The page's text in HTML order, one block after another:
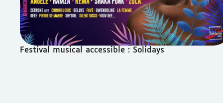
Festival musical accessible : Solidays